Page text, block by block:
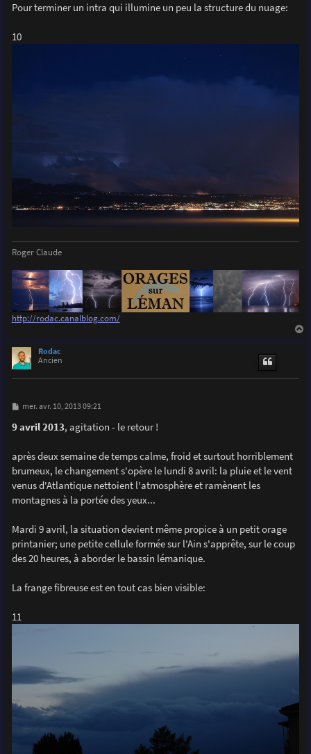
Pour terminer un intra qui illumine un peu la structure du nuage:
10
Roger Claude
http://rodac.canalblog.com/
Rodac
Ancien
M
s
s
e
mer. avr. 10, 2013 09:21
9 avril 2013, agitation - le retour !
après deux semaine de temps calme, froid et surtout horriblement
brumeux, le changement s'opère le lundi 8 avril: la pluie et le vent
venus d'Atlantique nettoient l'atmosphère et ramènent les
montagnes à la portée des yeux...
Mardi 9 avril, la situation devient même propice à un petit orage
printanier; une petite cellule formée sur l'Ain s'apprête, sur le coup
des 20 heures, à aborder le bassin lémanique.
La frange fibreuse est en tout cas bien visible:
11